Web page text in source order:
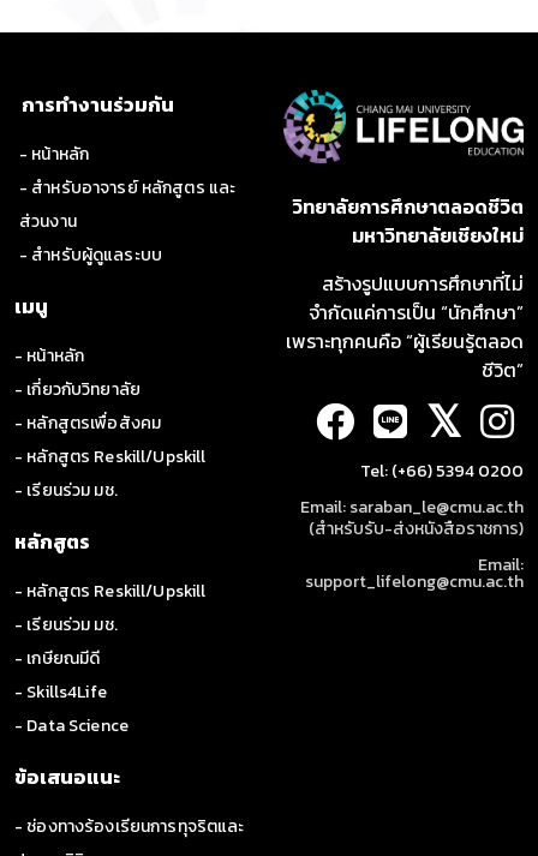
การทำงานร่วมกัน
- หน้าหลัก
- สำหรับอาจารย์ หลักสูตร และ
ส่วนงาน
- สำหรับผู้ดูแลระบบ
เมนู
- หน้าหลัก
- เกี่ยวกับวิทยาลัย
- หลักสูตรเพื่อสังคม
- หลักสูตร Reskill/Upskill
- เรียนร่วม มช.
หลักสูตร
- หลักสูตร Reskill/Upskill
- เรียนร่วม มช.
- เกษียณมีดี
- Skills4Life
- Data Science
ข้อเสนอแนะ
- ช่องทางร้องเรียนการทุจริตและ
วิทยาลัยการศึกษาตลอดชีวิต
มหาวิทยาลัยเชียงใหม่
สร้างรูปแบบการศึกษาที่ไม่
จำกัดแค่การเป็น “นักศึกษา”
เพราะทุกคนคือ “ผู้เรียนรู้ตลอด
ชีวิต”
𝕏
Tel: (+66) 5394 0200
Email: saraban_le@cmu.ac.th
(สำหรับรับ-ส่งหนังสือราชการ)
Email:
support_lifelong@cmu.ac.th